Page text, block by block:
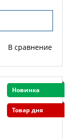
В сравнение
Новинка
Товар дня